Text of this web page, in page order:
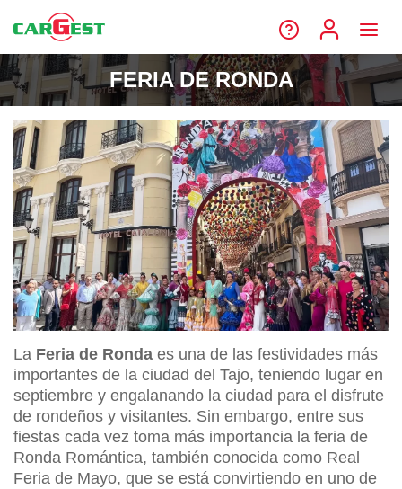
FERIA DE RONDA
La Feria de Ronda es una de las festividades más
importantes de la ciudad del Tajo, teniendo lugar en
septiembre y engalanando la ciudad para el disfrute
de rondeños y visitantes. Sin embargo, entre sus
fiestas cada vez toma más importancia la feria de
Ronda Romántica, también conocida como Real
Feria de Mayo, que se está convirtiendo en uno de